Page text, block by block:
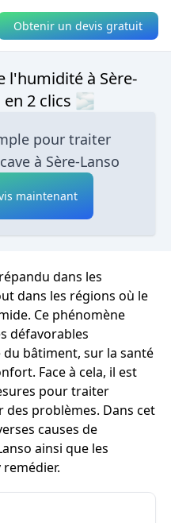
Obtenir un devis gratuit
l'humidité à Sère-
en 2 clics 🌫
pour traiter
à Sère-Lanso
maintenant
dans les
dans les régions où le
Ce phénomène
défavorables
bâtiment, sur la santé
Face à cela, il est
pour traiter
problèmes. Dans cet
causes de
ainsi que les